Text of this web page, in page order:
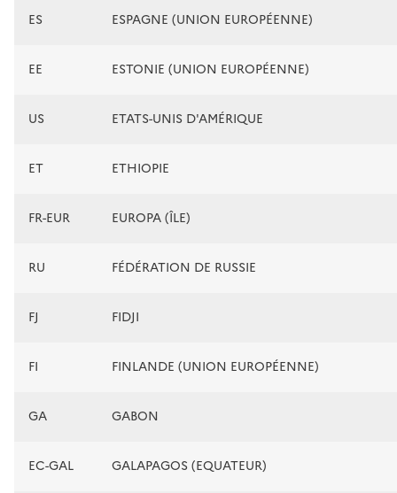
ES ESPAGNE (UNION EUROPÉENNE)
EE ESTONIE (UNION EUROPÉENNE)
US ETATS-UNIS D'AMÉRIQUE
ET ETHIOPIE
FR-EUR EUROPA (ÎLE)
RU FÉDÉRATION DE RUSSIE
FJ FIDJI
FI FINLANDE (UNION EUROPÉENNE)
GA GABON
EC-GAL GALAPAGOS (EQUATEUR)